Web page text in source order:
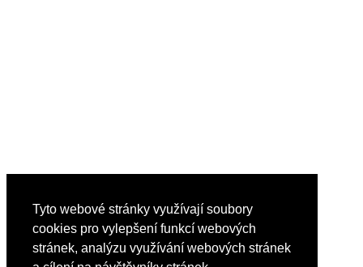
Tyto webové stránky využívají soubory
cookies pro vylepšení funkcí webových
stránek, analýzu využívání webových stránek